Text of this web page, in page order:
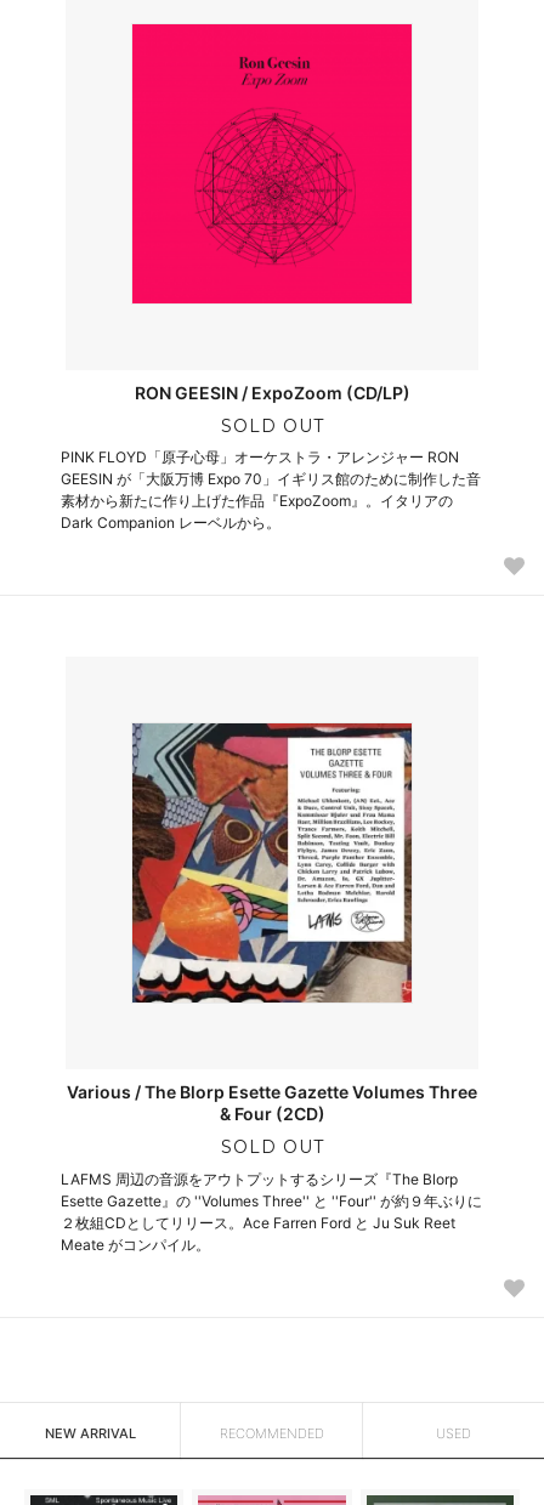
RON GEESIN / ExpoZoom (CD/LP)
SOLD OUT
PINK FLOYD「原子心母」オーケストラ・アレンジャー RON
GEESIN が「大阪万博 Expo 70」イギリス館のために制作した音
素材から新たに作り上げた作品『ExpoZoom』。イタリアの
Dark Companion レーベルから。
Various / The Blorp Esette Gazette Volumes Three
& Four (2CD)
SOLD OUT
LAFMS 周辺の音源をアウトプットするシリーズ『The Blorp
Esette Gazette』の ''Volumes Three'' と ''Four'' が約９年ぶりに
２枚組CDとしてリリース。Ace Farren Ford と Ju Suk Reet
Meate がコンパイル。
NEW ARRIVAL RECOMMENDED USED